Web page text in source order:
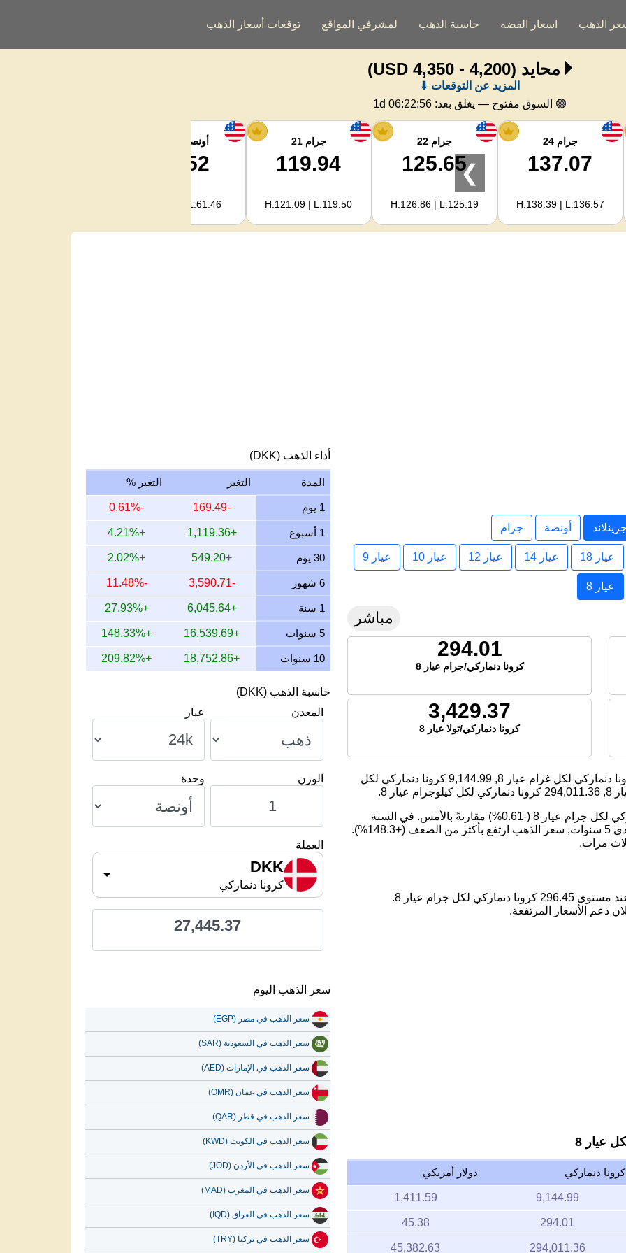
الذهب اسعار الفضه حاسبة الذهب لمشرفي المواقع توقعات أسعار الذهب
محايد (4,200 - 4,350 USD)
المزيد عن التوقعات ⬇
🟢 السوق مفتوح — يغلق بعد: 1d 06:22:55
جرام 24
137.07
H:138.39 | L:136.57
جرام 22
125.65
H:126.86 | L:125.19
جرام 21
119.94
H:121.09 | L:119.50
أونصة الفضة
61.52
H:62.89 | L:61.46
❯
أونصة جرام
عيار 18 عيار 14 عيار 12 عيار 10 عيار 9
عيار 8
مباشر
294.01
كرونا دنماركي/جرام عيار 8
3,429.37
كرونا دنماركي/تولا عيار 8
دنماركي لكل غرام عيار 8, 9,144.99 كرونا دنماركي لكل
294,011.36 كرونا دنماركي لكل كيلوجرام عيار 8.
اليوم، انخفض سعر الذهب بمقدار -1.81 كرونا دنماركي لكل جرام عيار 8 (-0.61%) مقارنةً بالأمس. في السنة
الماضية, سعر الذهب ارتفع بمقدار 27.93%. على مدى 5 سنوات, سعر الذهب ارتفع بأكثر من الضعف (+148.3%).
مرات.
دعم الأسعار المرتفعة.
عيار 8
كرونا دنماركي دولار أمريكي
9,144.99
1,411.59
294.01
45.38
294,011.36
45,382.63
أداء الذهب (DKK)
المدة التغير التغير %
1 يوم -169.49
-0.61%
1 أسبوع +1,119.36
+4.21%
30 يوم +549.20
+2.02%
6 شهور -3,590.71
-11.48%
1 سنة +6,045.64
+27.93%
5 سنوات +16,539.69
+148.33%
10 سنوات +18,752.86
+209.82%
حاسبة الذهب (DKK)
المعدن
عيار
الوزن وحدة
العملة
DKK
كرونا دنماركي
27,445.37
سعر الذهب اليوم
سعر الذهب في مصر (EGP)
سعر الذهب في السعودية (SAR)
سعر الذهب في الإمارات (AED)
سعر الذهب في عمان (OMR)
سعر الذهب في قطر (QAR)
سعر الذهب في الكويت (KWD)
سعر الذهب في الأردن (JOD)
سعر الذهب في المغرب (MAD)
سعر الذهب في العراق (IQD)
سعر الذهب في تركيا (TRY)